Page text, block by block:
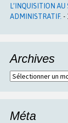
L’INQUISITION
ADMINISTRATIF. -
Archives
Archives
Méta